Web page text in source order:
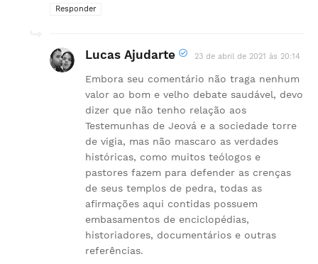
Responder
Lucas Ajudarte 23 de abril de 2021 às 20:14
Embora seu comentário não traga nenhum
valor ao bom e velho debate saudável, devo
dizer que não tenho relação aos
Testemunhas de Jeová e a sociedade torre
de vigia, mas não mascaro as verdades
históricas, como muitos teólogos e
pastores fazem para defender as crenças
de seus templos de pedra, todas as
afirmações aqui contidas possuem
embasamentos de enciclopédias,
historiadores, documentários e outras
referências.